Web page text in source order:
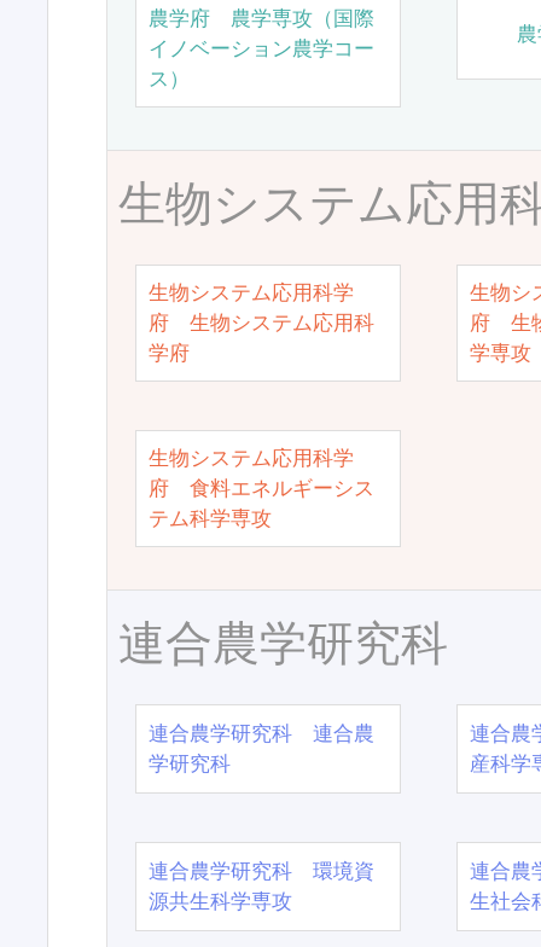
農学府 農学専攻（国際
イノベーション農学コー
ス）
生物システム応用
生物システム応用科学
府 生物システム応用科
学府
生物シ
府 生
学専攻
生物システム応用科学
府 食料エネルギーシス
テム科学専攻
連合農学研究科
連合農学研究科 連合農
学研究科
連合農
産科学
連合農学研究科 環境資
源共生科学専攻
連合農
生社会